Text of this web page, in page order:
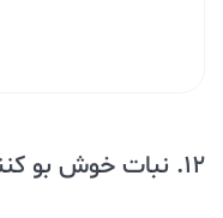
12. نبات خوش بو کننده دهان و رفع مزه بد دهان